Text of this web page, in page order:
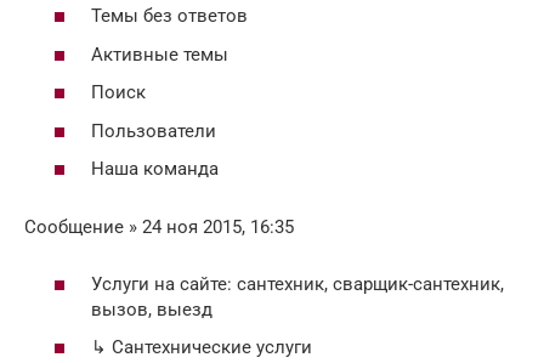
Темы без ответов
Активные темы
Поиск
Пользователи
Наша команда
Сообщение » 24 ноя 2015, 16:35
Услуги на сайте: сантехник, сварщик-сантехник,
вызов, выезд
↳ Сантехнические услуги